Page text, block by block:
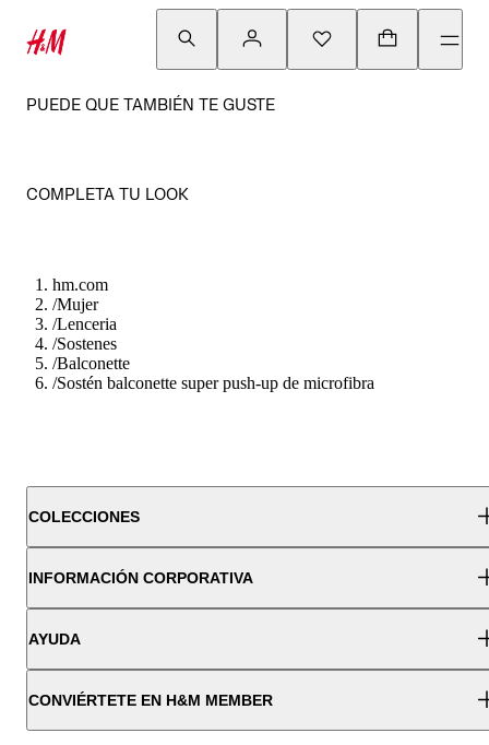
PUEDE QUE TAMBIÉN TE GUSTE
COMPLETA TU LOOK
hm.com
/Mujer
/Lenceria
/Sostenes
/Balconette
/Sostén balconette super push-up de microfibra
COLECCIONES
INFORMACIÓN CORPORATIVA
AYUDA
CONVIÉRTETE EN H&M MEMBER